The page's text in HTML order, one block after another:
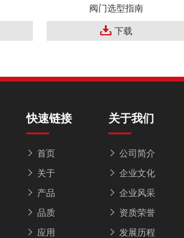
阀门选型指南
下载
快速链接
首页
关于
产品
品质
应用
关于我们
公司简介
企业文化
企业风采
资质荣誉
发展历程